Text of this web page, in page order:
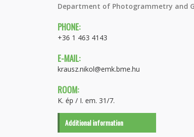
Department of Photogrammetry and
PHONE:
+36 1 463 4143
E-MAIL:
krausz.nikol@emk.bme.hu
ROOM:
K. ép / I. em. 31/7.
Additional information